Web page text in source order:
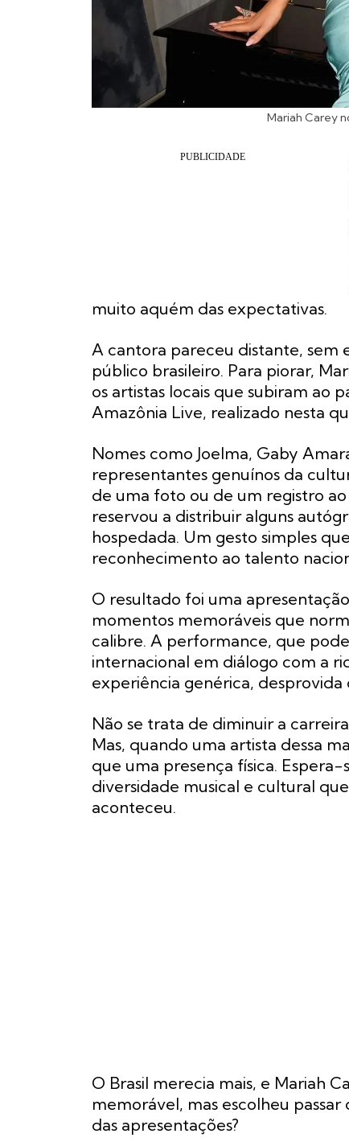
Mariah Carey
muito aquém das expectativas.
A cantora pareceu distante, sem
público brasileiro. Para piorar,
os artistas locais que subiram ao
Amazônia Live, realizado nesta
Nomes como Joelma, Gaby
representantes genuínos da
de uma foto ou de um registro
reservou a distribuir alguns
hospedada. Um gesto simples
reconhecimento ao talento
O resultado foi uma
momentos memoráveis que
calibre. A performance, que
internacional em diálogo com a
experiência genérica,
Não se trata de diminuir a
Mas, quando uma artista dessa
que uma presença física.
diversidade musical e cultural
aconteceu.
O Brasil merecia mais, e Mariah
memorável, mas escolheu
das apresentações?